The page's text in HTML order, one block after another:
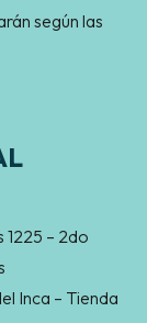
según las
1225 – 2do
Inca – Tienda